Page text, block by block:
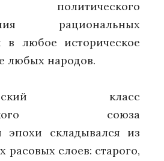
рациональных
в любое историческое
любых народов.
класс
союза
эпохи складывался из
расовых слоев: старого,